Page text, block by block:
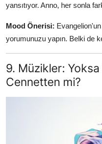
yansıtıyor. Anno, her sonla
Mood Önerisi:
yorumunuzu yapın. Belki de
9. Müzikler:
Cennetten mi?